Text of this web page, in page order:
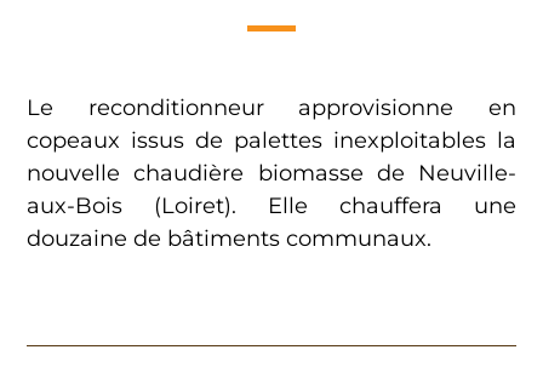
Le reconditionneur approvisionne en
copeaux issus de palettes inexploitables la
nouvelle chaudière biomasse de Neuville-
aux-Bois (Loiret). Elle chauffera une
douzaine de bâtiments communaux.